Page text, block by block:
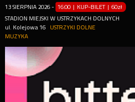
13 SIERPNIA 2026 - 16:00 | KUP-BILET |60zł
STADION MIEJSKI W USTRZYKACH DOLNYCH
ul. Kolejowa 16
USTRZYKI DOLNE
MUZYKA